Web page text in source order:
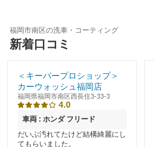
福岡市南区の洗車・コーティング
新着口コミ
＜キーパープロショップ＞
カーウォッシュ福岡店
福岡県福岡市南区西長住3-33-3
4.0
車両 : ホンダ フリード
だいぶ汚れてたけど結構綺麗にし
てもらいました。